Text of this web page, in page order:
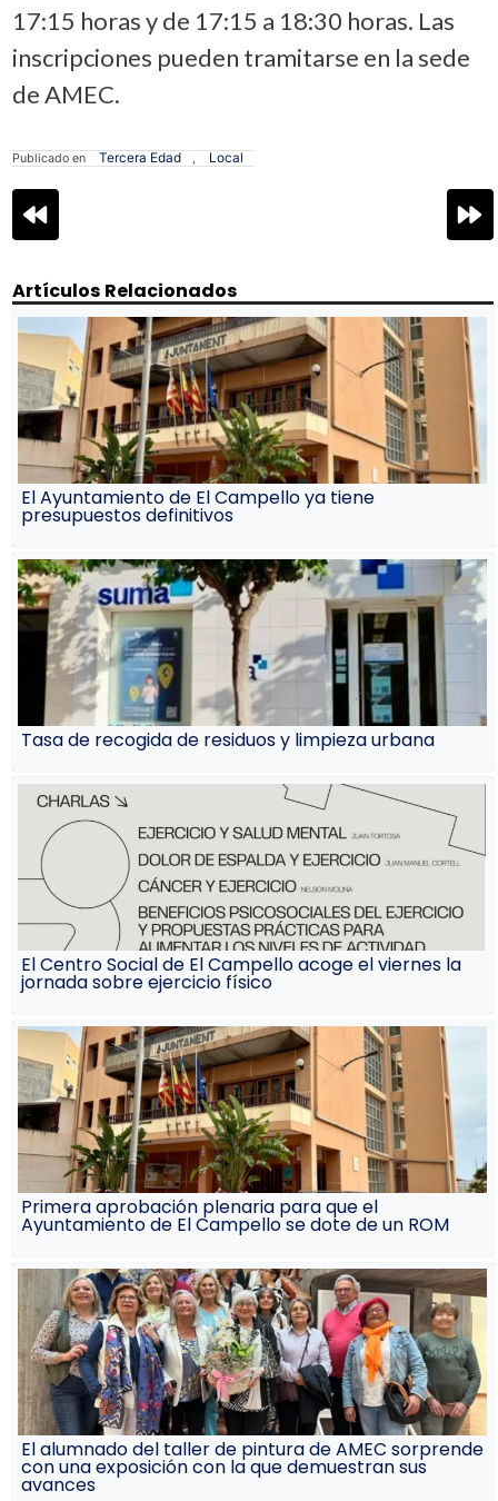
17:15 horas y de 17:15 a 18:30 horas. Las
inscripciones pueden tramitarse en la sede
de AMEC.
Publicado en Tercera Edad , Local
Navegación
de
Artículos Relacionados
El Ayuntamiento de El Campello ya tiene
presupuestos definitivos
Tasa de recogida de residuos y limpieza urbana
El Centro Social de El Campello acoge el viernes la
jornada sobre ejercicio físico
Primera aprobación plenaria para que el
Ayuntamiento de El Campello se dote de un ROM
El alumnado del taller de pintura de AMEC sorprende
con una exposición con la que demuestran sus
avances